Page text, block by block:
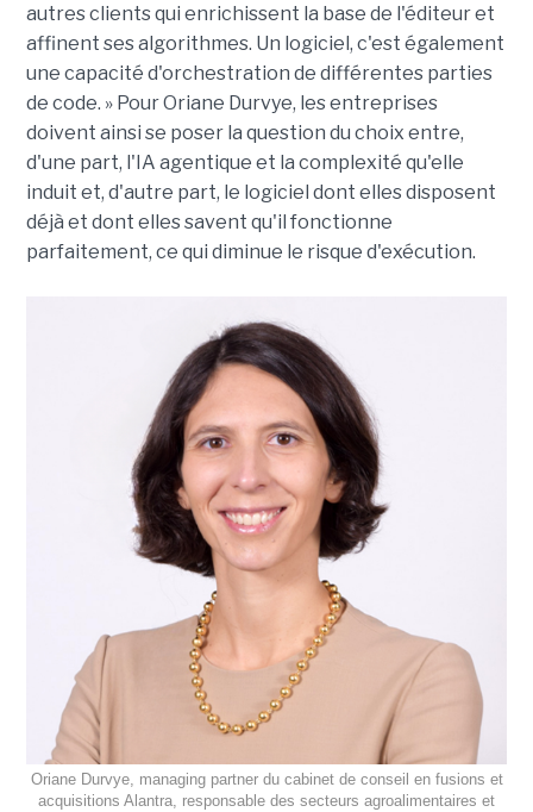
autres clients qui enrichissent la base de l'éditeur et
affinent ses algorithmes. Un logiciel, c'est également
une capacité d'orchestration de différentes parties
de code. » Pour Oriane Durvye, les entreprises
doivent ainsi se poser la question du choix entre,
d'une part, l'IA agentique et la complexité qu'elle
induit et, d'autre part, le logiciel dont elles disposent
déjà et dont elles savent qu'il fonctionne
parfaitement, ce qui diminue le risque d'exécution.
Oriane Durvye, managing partner du cabinet de conseil en fusions et
acquisitions Alantra, responsable des secteurs agroalimentaires et